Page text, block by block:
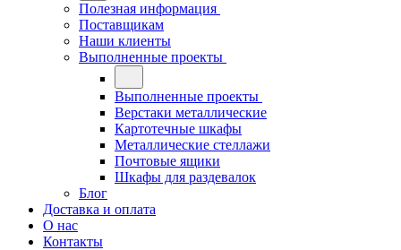
Полезная информация
Поставщикам
Наши клиенты
Выполненные проекты
Выполненные проекты
Верстаки металлические
Картотечные шкафы
Металлические стеллажи
Почтовые ящики
Шкафы для раздевалок
Блог
Доставка и оплата
О нас
Контакты